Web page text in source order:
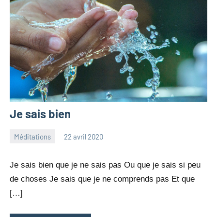
Je sais bien
Méditations 22 avril 2020
leresche
Je sais bien que je ne sais pas Ou que je sais si peu
de choses Je sais que je ne comprends pas Et que
[…]